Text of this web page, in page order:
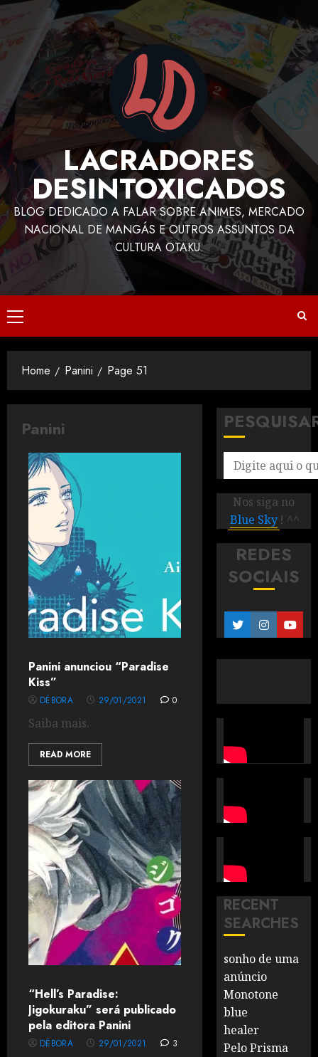
LACRADORES
DESINTOXICADOS
BLOG DEDICADO A FALAR SOBRE ANIMES, MERCADO
NACIONAL DE MANGÁS E OUTROS ASSUNTOS DA
CULTURA OTAKU.
Home Panini Page 51
Panini
Panini anunciou “Paradise
Kiss”
DÉBORA 29/01/2021 0
Saiba mais.
READ MORE
“Hell’s Paradise:
Jigokuraku” será publicado
pela editora Panini
DÉBORA 29/01/2021 3
Nos siga no
Blue Sky ! ^^
REDES
SOCIAIS
RECENT
SEARCHES
sonho de uma
anúncio
Monotone
blue
healer
Pelo Prisma